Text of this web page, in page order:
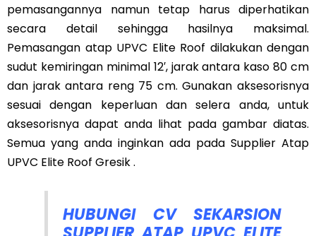
pemasangannya namun tetap harus diperhatikan
secara detail sehingga hasilnya maksimal.
Pemasangan atap UPVC Elite Roof dilakukan dengan
sudut kemiringan minimal 12′, jarak antara kaso 80 cm
dan jarak antara reng 75 cm. Gunakan aksesorisnya
sesuai dengan keperluan dan selera anda, untuk
aksesorisnya dapat anda lihat pada gambar diatas.
Semua yang anda inginkan ada pada Supplier Atap
UPVC Elite Roof Gresik .
HUBUNGI CV SEKARSION